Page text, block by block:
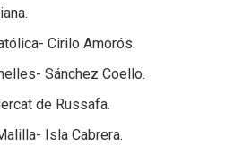
Cirilo Amorós.
Sánchez Coello.
de Russafa.
Isla Cabrera.